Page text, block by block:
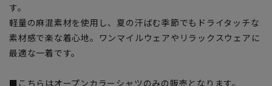
す。
軽量の麻混素材を使用し、夏の汗ばむ季節でもドライタッチな
素材感で楽な着心地。ワンマイルウェアやリラックスウェアに
最適な一着です。
■こちらはオープンカラーシャツのみの販売となります。